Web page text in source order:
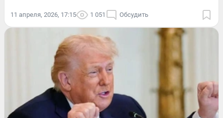
11 апреля, 2026, 17:15 1 051 Обсудить